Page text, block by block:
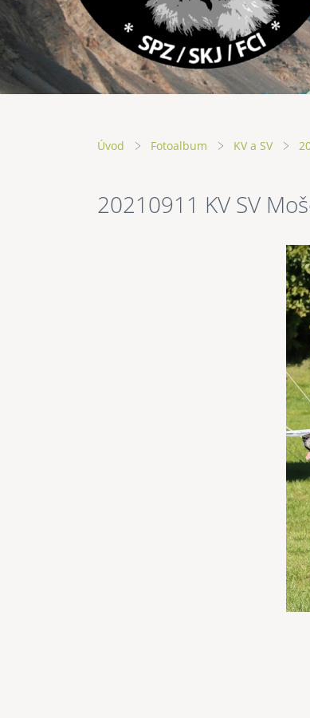
Úvod Fotoalbum KV a SV
20210911 KV SV